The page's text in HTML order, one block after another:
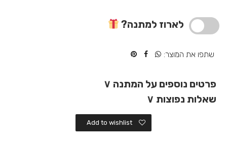
מטיל
זהב
ומאפרה
לארוז למתנה?
שתפו את המוצר:
פרטים נוספים על המתנה ∨
שאלות נפוצות ∨
Add to wishlist